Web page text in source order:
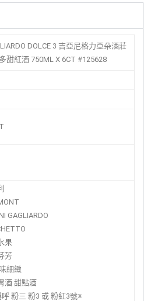
DOLCE 3 吉亞尼格力亞朵酒莊
甜紅酒 750ML X 6CT #125628
GAGLIARDO
果
芳
細緻
酒 甜點酒
粉三 粉3 或 粉紅3號※